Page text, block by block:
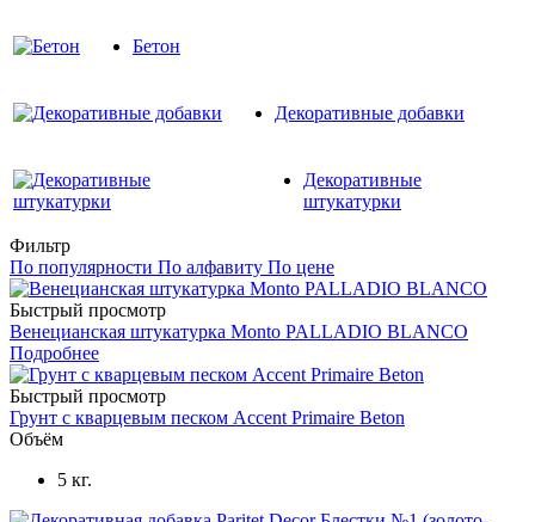
Бетон
Декоративные добавки
Декоративные
штукатурки
Фильтр
По популярности По алфавиту По цене
Быстрый просмотр
Венецианская штукатурка Monto PALLADIO BLANCO
Подробнее
Быстрый просмотр
Грунт с кварцевым песком Accent Primaire Beton
Объём
5 кг.